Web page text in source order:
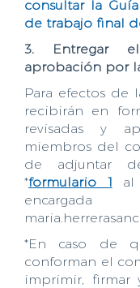
consultar la
de trabajo final
3. Entregar
aprobación por
Para efectos de
recibirán en
revisadas y
miembros del
de adjuntar
*formulario 1 al
*En caso de
conforman el
imprimir, firmar